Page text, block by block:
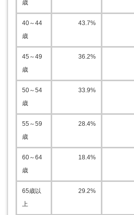
歳
40～44
歳
43.7%
45～49
歳
36.2%
50～54
歳
33.9%
55～59
歳
28.4%
60～64
歳
18.4%
65歳以
上
29.2%